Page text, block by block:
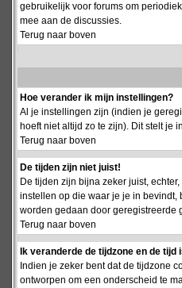
gebruikelijk voor forums om
mee aan de discussies.
Terug naar boven
Hoe verander ik mijn instellingen?
Al je instellingen zijn (indien je
hoeft niet altijd zo te zijn). Dit stelt je
Terug naar boven
De tijden zijn niet juist!
De tijden zijn bijna zeker juist,
instellen op die waar je je in bevindt,
worden gedaan door geregistreerde
Terug naar boven
Ik veranderde de tijdzone en de tijd
Indien je zeker bent dat de tijdzone
ontworpen om een onderscheid te